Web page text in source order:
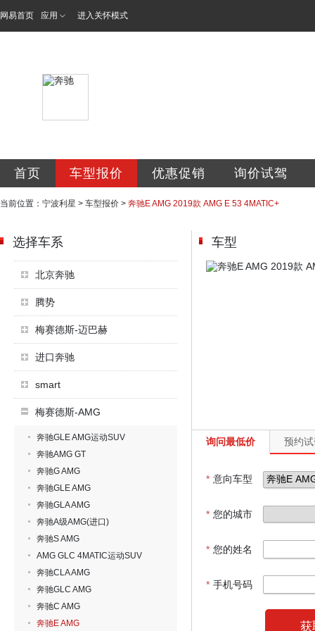
网易首页 应用 进入关怀模式
首页 车型报价 优惠促销 询价试驾
当前位置： 宁波利星 > 车型报价 > 奔驰E AMG 2019款 AMG E 53 4MATIC+
选择车系
北京奔驰
腾势
梅赛德斯-迈巴赫
进口奔驰
smart
梅赛德斯-AMG
奔驰GLE AMG运动SUV
奔驰AMG GT
奔驰G AMG
奔驰GLE AMG
奔驰GLA AMG
奔驰A级AMG(进口)
奔驰S AMG
AMG GLC 4MATIC运动SUV
奔驰CLA AMG
奔驰GLC AMG
奔驰C AMG
奔驰E AMG
车型
询问最低价 预约
* 意向车型
* 您的城市
* 您的姓名
* 手机号码
获